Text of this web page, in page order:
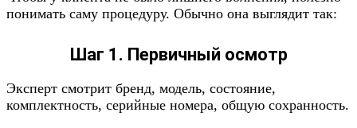
понимать саму процедуру. Обычно она выглядит так:
Шаг 1. Первичный осмотр
Эксперт смотрит бренд, модель, состояние,
комплектность, серийные номера, общую сохранность.